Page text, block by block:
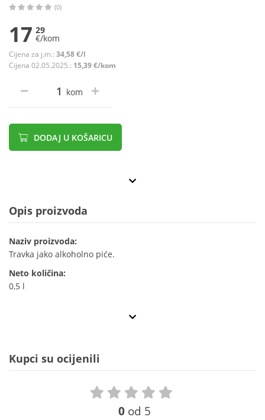
(0)
17 29
€/kom
Cijena za j.m.: 34,58 €/l
Cijena 02.05.2025.: 15,39 €/kom
kom
DODAJ U KOŠARICU
Opis proizvoda
Naziv proizvoda:
Travka jako alkoholno piće.
Neto količina:
0,5 l
Kupci su ocijenili
0 od 5